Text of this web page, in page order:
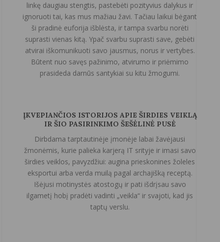
linkę daugiau stengtis, pastebėti pozityvius dalykus ir
ignoruoti tai, kas mus mažiau žavi. Tačiau laikui bėgant
ši pradinė euforija išblėsta, ir tampa svarbu norėti
suprasti vienas kitą. Ypač svarbu suprasti save, gebėti
atvirai iškomunikuoti savo jausmus, norus ir vertybes.
Būtent nuo savęs pažinimo, atvirumo ir priėmimo
prasideda darnūs santykiai su kitu žmogumi.
ĮKVEPIANČIOS ISTORIJOS APIE ŠIRDIES VEIKLĄ
IR ŠIO PASIRINKIMO ŠEŠĖLINĖ PUSĖ
Dirbdama tarptautinėje įmonėje labai žavėjausi
žmonėmis, kurie palieka karjerą IT srityje ir imasi savo
širdies veiklos, pavyzdžiui: augina prieskonines žoleles
eksportui arba verda muilą pagal archajišką receptą.
Išėjusi motinystės atostogų ir pati išdrįsau savo
ilgametį hobį pradėti vadinti „veikla“ ir svajoti, kad jis
taptų verslu.